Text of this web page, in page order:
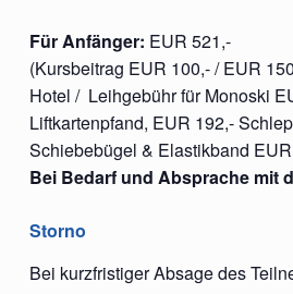
Für Anfänger: EUR 521,-
(Kursbeitrag EUR 100,- / EUR
Hotel / Leihgebühr für Monoski
Liftkartenpfand, EUR 192,-
Schiebebügel & Elastikband
Bei Bedarf und Absprache mit
Storno
Bei kurzfristiger Absage des